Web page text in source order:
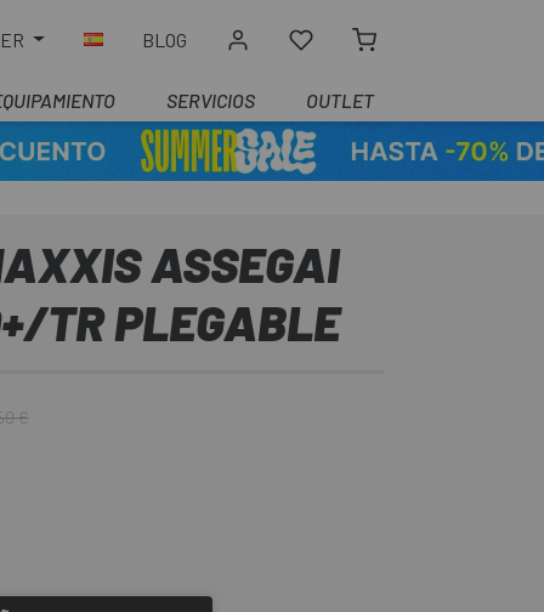
BLOG
SERVICIOS OUTLET
ASSEGAI
TR PLEGABLE
€